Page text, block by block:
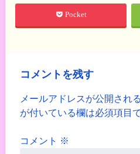
Pocket
コメントを残す
メールアドレスが公開され
が付いている欄は必須項目
コメント ※